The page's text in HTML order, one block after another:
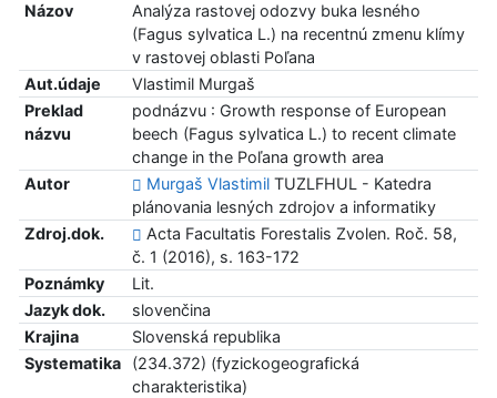
Názov
Analýza rastovej odozvy buka lesného
(Fagus sylvatica L.) na recentnú zmenu klímy
v rastovej oblasti Poľana
Aut.údaje
Vlastimil Murgaš
Preklad
názvu
podnázvu : Growth response of European
beech (Fagus sylvatica L.) to recent climate
change in the Poľana growth area
Autor
Murgaš VlastimilTUZLFHUL - Katedra
plánovania lesných zdrojov a informatiky
Zdroj.dok.
Acta Facultatis Forestalis Zvolen. Roč. 58,
č. 1 (2016), s. 163-172
Poznámky
Lit.
Jazyk dok.
slovenčina
Krajina
Slovenská republika
Systematika
(234.372) (fyzickogeografická
charakteristika)